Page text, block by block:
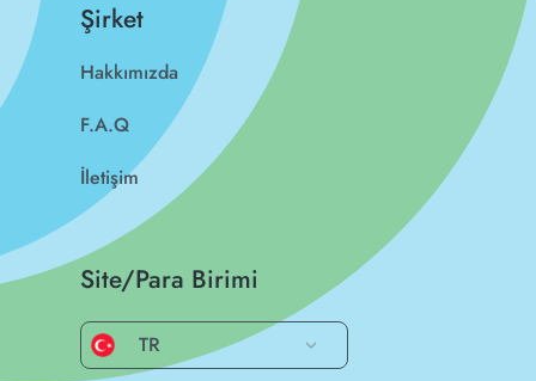
Şirket
Hakkımızda
F.A.Q
İletişim
Site/Para Birimi
TR